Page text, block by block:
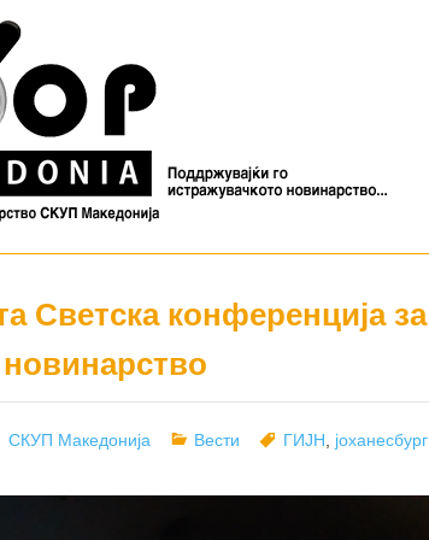
Светска конференција за
Author
СКУП Македонија Categories
Вести Tags
ГИЈН јоханесбург